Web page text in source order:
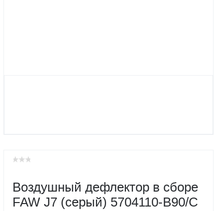
Воздушный дефлектор в сборе
FAW J7 (серый) 5704110-B90/C